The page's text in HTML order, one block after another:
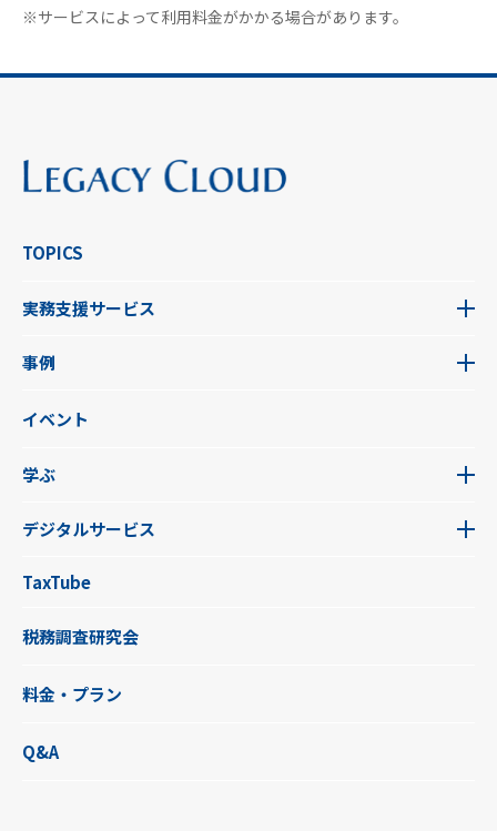
※サービスによって利用料金がかかる場合があります。
TOPICS
実務支援サービス
事例
イベント
学ぶ
デジタルサービス
TaxTube
税務調査研究会
料金・プラン
Q&A